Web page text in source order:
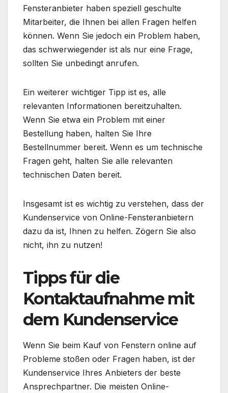
Fensteranbieter haben speziell geschulte
Mitarbeiter, die Ihnen bei allen Fragen helfen
können. Wenn Sie jedoch ein Problem haben,
das schwerwiegender ist als nur eine Frage,
sollten Sie unbedingt anrufen.
Ein weiterer wichtiger Tipp ist es, alle
relevanten Informationen bereitzuhalten.
Wenn Sie etwa ein Problem mit einer
Bestellung haben, halten Sie Ihre
Bestellnummer bereit. Wenn es um technische
Fragen geht, halten Sie alle relevanten
technischen Daten bereit.
Insgesamt ist es wichtig zu verstehen, dass der
Kundenservice von Online-Fensteranbietern
dazu da ist, Ihnen zu helfen. Zögern Sie also
nicht, ihn zu nutzen!
Tipps für die
Kontaktaufnahme mit
dem Kundenservice
Wenn Sie beim Kauf von Fenstern online auf
Probleme stoßen oder Fragen haben, ist der
Kundenservice Ihres Anbieters der beste
Ansprechpartner. Die meisten Online-